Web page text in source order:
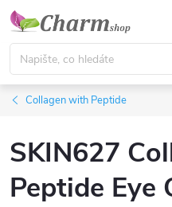
Přejít
obsah
Collagen with Peptide
SKIN627
Peptide Eye